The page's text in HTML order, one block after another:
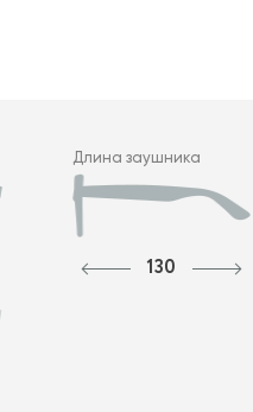
Длина заушника
130